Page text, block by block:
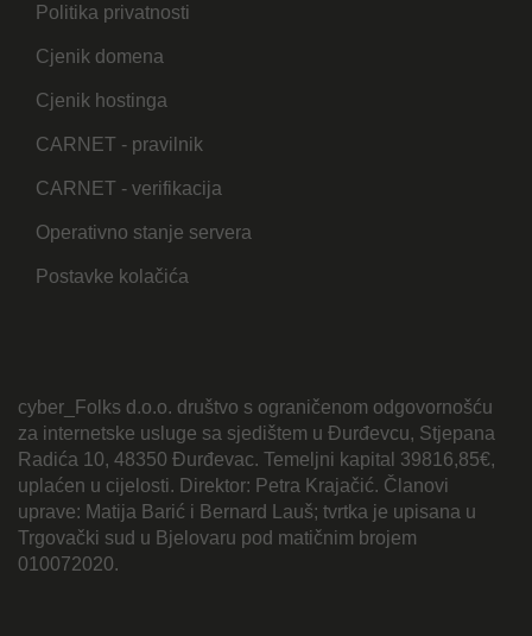
Politika privatnosti
Cjenik domena
Cjenik hostinga
CARNET - pravilnik
CARNET - verifikacija
Operativno stanje servera
Postavke kolačića
cyber_Folks d.o.o. društvo s ograničenom odgovornošću
za internetske usluge sa sjedištem u Đurđevcu, Stjepana
Radića 10, 48350 Đurđevac. Temeljni kapital 39816,85€,
uplaćen u cijelosti. Direktor: Petra Krajačić. Članovi
uprave: Matija Barić i Bernard Lauš; tvrtka je upisana u
Trgovački sud u Bjelovaru pod matičnim brojem
010072020.